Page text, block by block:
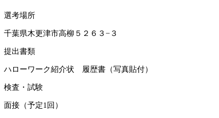
選考場所
千葉県木更津市高柳５２６３−３
提出書類
ハローワーク紹介状 履歴書（写真貼付）
検査・試験
面接（予定1回）